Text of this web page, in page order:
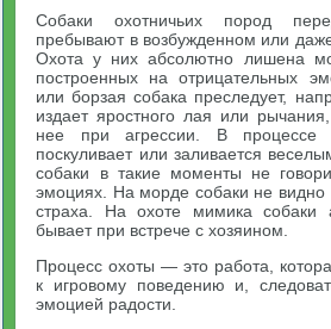
Собаки охотничьих пород
пребывают в возбужденном или
Охота у них абсолютно лишена
построенных на отрицательных
или борзая собака преследует,
издает яростного лая или
нее при агрессии. В процессе
поскуливает или заливается
собаки в такие моменты не
эмоциях. На морде собаки не видно
страха. На охоте мимика собаки
бывает при встрече с хозяином.
Процесс охоты — это работа,
к игровому поведению и,
эмоцией радости.